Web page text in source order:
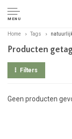
MENU
Home Tags
Producten
Filters
Geen producten